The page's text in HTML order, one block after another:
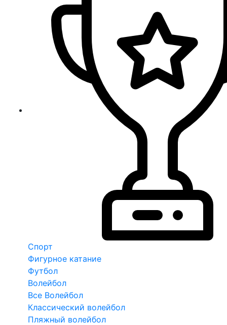
Спорт
Фигурное катание
Футбол
Волейбол
Все Волейбол
Классический волейбол
Пляжный волейбол